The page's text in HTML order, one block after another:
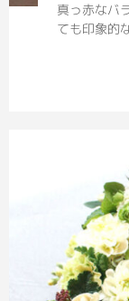
真っ赤なバ
ても印象的